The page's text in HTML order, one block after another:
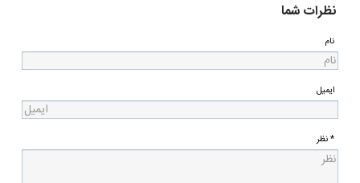
نظرات شما
نام
ایمیل
* نظر